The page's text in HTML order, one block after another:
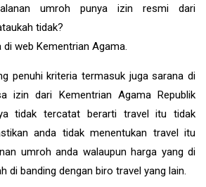
umroh punya izin resmi dari
tidak?
web Kementrian Agama.
penuhi kriteria termasuk juga sarana di
izin dari Kementrian Agama Republik
tidak tercatat berarti travel itu tidak
anda tidak menentukan travel itu
umroh anda walaupun harga yang di
di banding dengan biro travel yang lain.